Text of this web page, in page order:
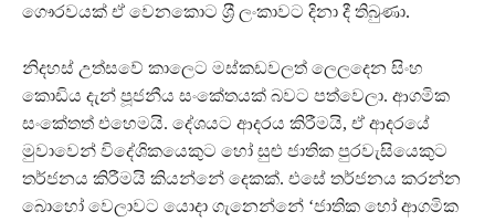
ගෞරවයක් ඒ වෙනකොට ශ‍්‍රී ලංකාවට දිනා දී තිබුණා.
නිදහස් උත්සවේ කාලෙට මස්කඩවලත් ලෙලදෙන සිංහ
කොඩිය දැන් පූජනීය සංකේතයක් බවට පත්වෙලා. ආගමික
සංකේතත් එහෙමයි. දේශයට ආදරය කිරීමයි, ඒ ආදරයේ
මුවාවෙන් විදේශිකයෙකුට හෝ සුළු ජාතික පුරවැසියෙකුට
තර්ජනය කිරීමයි කියන්නේ දෙකක්. එසේ තර්ජනය කරන්න
බොහෝ වෙලාවට යොදා ගැනෙන්නේ ‘ජාතික හෝ ආගමික